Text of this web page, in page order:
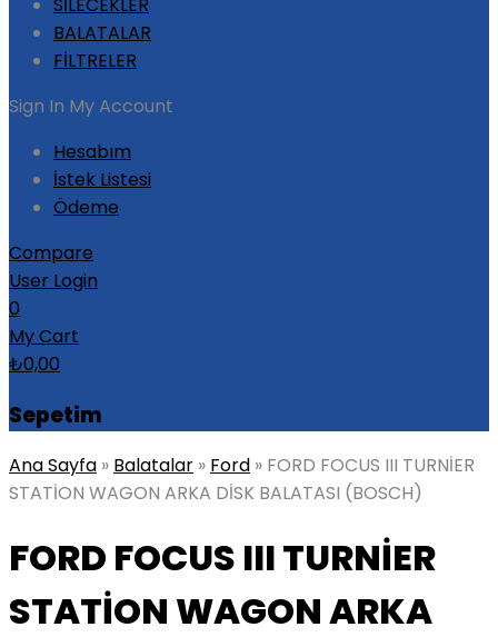
BALATALAR
FİLTRELER
Sign In My Account
Hesabım
İstek Listesi
Ödeme
Compare
User Login
0
My Cart
₺0,00
Sepetim
Ana Sayfa » Balatalar » Ford » FORD FOCUS III TURNİER
STATİON WAGON ARKA DİSK BALATASI (BOSCH)
FORD FOCUS III TURNİER
STATİON WAGON ARKA